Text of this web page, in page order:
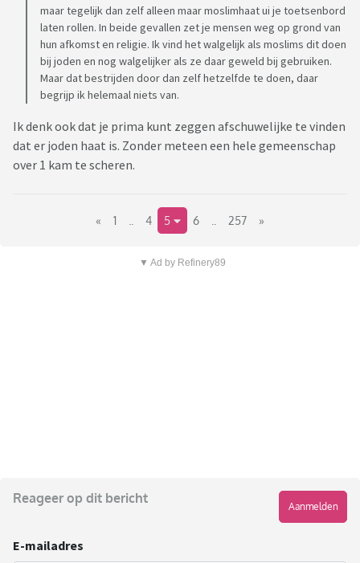
maar tegelijk dan zelf alleen maar moslimhaat ui je toetsenbord
laten rollen. In beide gevallen zet je mensen weg op grond van
hun afkomst en religie. Ik vind het walgelijk als moslims dit doen
bij joden en nog walgelijker als ze daar geweld bij gebruiken.
Maar dat bestrijden door dan zelf hetzelfde te doen, daar
begrijp ik helemaal niets van.
Ik denk ook dat je prima kunt zeggen afschuwelijke te vinden
dat er joden haat is. Zonder meteen een hele gemeenschap
over 1 kam te scheren.
« 1 4 5 6 257 »
▼ Ad by Refinery89
Reageer op dit bericht
Aanmelden
E-mailadres